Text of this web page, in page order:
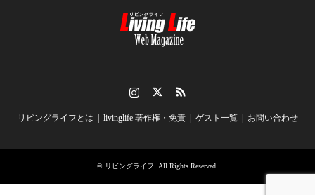
リビングライフとは livinglife 著作権・免責 ゲスト一覧 お問い合わせ
© リビングライフ. All Rights Reserved.